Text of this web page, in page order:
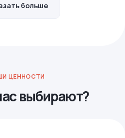
больше
ЦЕННОСТИ
выбирают?